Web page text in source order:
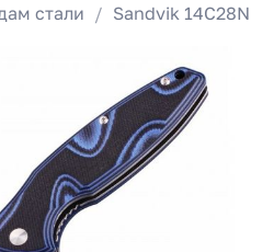
стали Sandvik 14C28N